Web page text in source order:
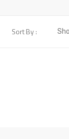
Sort By :